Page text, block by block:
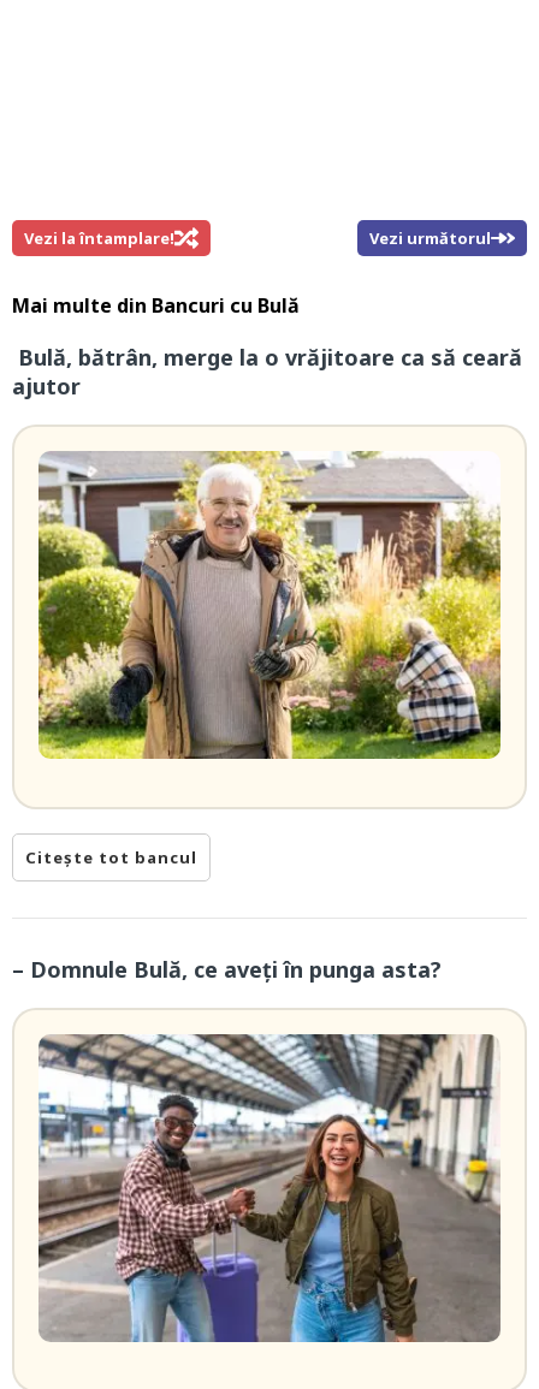
Vezi la întamplare! Vezi următorul
Mai multe din Bancuri cu Bulă
Bulă, bătrân, merge la o vrăjitoare ca să ceară
ajutor
Citește tot bancul
– Domnule Bulă, ce aveți în punga asta?